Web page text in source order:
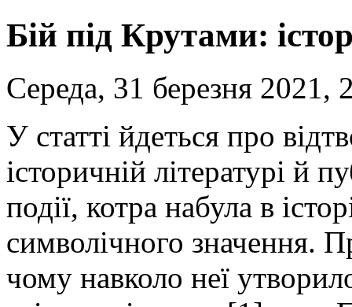
Бій під Крутами:
Середа, 31 березня 2021,
У статті йдеться про
історичній літературі й
події, котра набула в
символічного значення.
чому навколо неї